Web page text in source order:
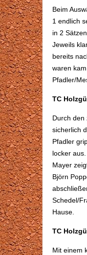
Beim
1 endlich
in 2
Jeweils
bereits
waren
Pfadler/
TC
Durch den
sicherlich
Pfadler
locker
Mayer
Björn
Schedel/
Hause.
TC
Mit einem